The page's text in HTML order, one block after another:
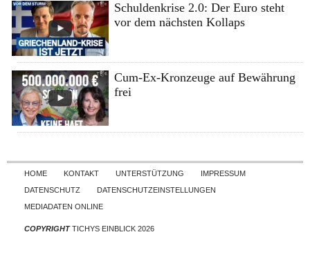
Schuldenkrise 2.0: Der Euro steht
vor dem nächsten Kollaps
Cum-Ex-Kronzeuge auf Bewährung
frei
Skip to content
HOME KONTAKT UNTERSTÜTZUNG
IMPRESSUM
DATENSCHUTZ
DATENSCHUTZEINSTELLUNGEN
MEDIADATEN ONLINE
COPYRIGHTTICHYS EINBLICK 2026